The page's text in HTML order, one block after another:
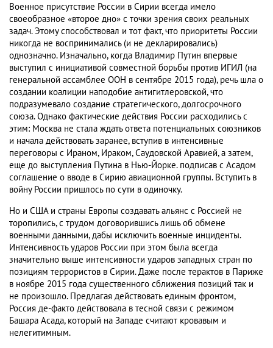
Военное присутствие России в Сирии всегда имело
своеобразное «второе дно» с точки зрения своих реальных
задач. Этому способствовал и тот факт, что приоритеты России
никогда не воспринимались (и не декларировались)
однозначно. Изначально, когда Владимир Путин впервые
выступил с инициативой совместной борьбы против ИГИЛ (на
генеральной ассамблее ООН в сентябре 2015 года), речь шла о
создании коалиции наподобие антигитлеровской, что
подразумевало создание стратегического, долгосрочного
союза. Однако фактические действия России расходились с
этим: Москва не стала ждать ответа потенциальных союзников
и начала действовать заранее, вступив в интенсивные
переговоры с Ираном, Ираком, Саудовской Аравией, а затем,
еще до выступления Путина в Нью-Йорке. подписав с Асадом
соглашение о вводе в Сирию авиационной группы. Вступить в
войну России пришлось по сути в одиночку.
Но и США и страны Европы создавать альянс с Россией не
торопились, с трудом договорившись лишь об обмене
военными данными, дабы исключить военные инциденты.
Интенсивность ударов России при этом была всегда
значительно выше интенсивности ударов западных стран по
позициям террористов в Сирии. Даже после терактов в Париже
в ноябре 2015 года существенного сближения позиций так и
не произошло. Предлагая действовать единым фронтом,
Россия де-факто действовала в тесной связи с режимом
Башара Асада, который на Западе считают кровавым и
нелегитимным.